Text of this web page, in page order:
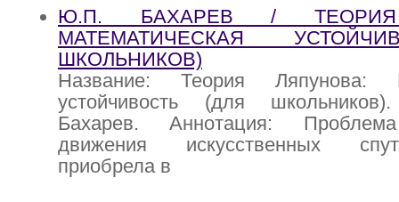
Ю.П. БАХАРЕВ / ТЕОРИЯ
МАТЕМАТИЧЕСКАЯ
ШКОЛЬНИКОВ)
Название: Теория Ляпунова:
устойчивость (для
Бахарев. Аннотация: Проблема
движения искусственных
приобрела в